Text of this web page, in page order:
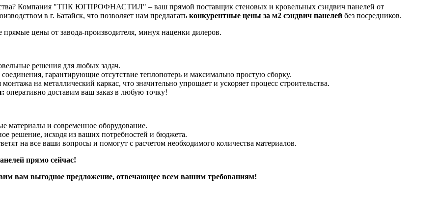
Компания "ТПК ЮГПРОФНАСТИЛ" – ваш прямой поставщик стеновых и кровельных сэндвич панелей от
в г. Батайск, что позволяет нам предлагать конкурентные цены за м2 сэндвич панелей без посредников.
цены от завода-производителя, минуя наценки дилеров.
решения для любых задач.
гарантирующие отсутствие теплопотерь и максимально простую сборку.
на металлический каркас, что значительно упрощает и ускоряет процесс строительства.
оперативно доставим ваш заказ в любую точку!
материалы и современное оборудование.
решение, исходя из ваших потребностей и бюджета.
на все ваши вопросы и помогут с расчетом необходимого количества материалов.
прямо сейчас!
вам выгодное предложение, отвечающее всем вашим требованиям!